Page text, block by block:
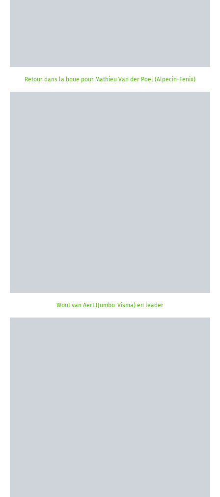
Retour dans la boue pour Mathieu Van der Poel (Alpecin-Fenix)
Wout van Aert (Jumbo-Visma) en leader